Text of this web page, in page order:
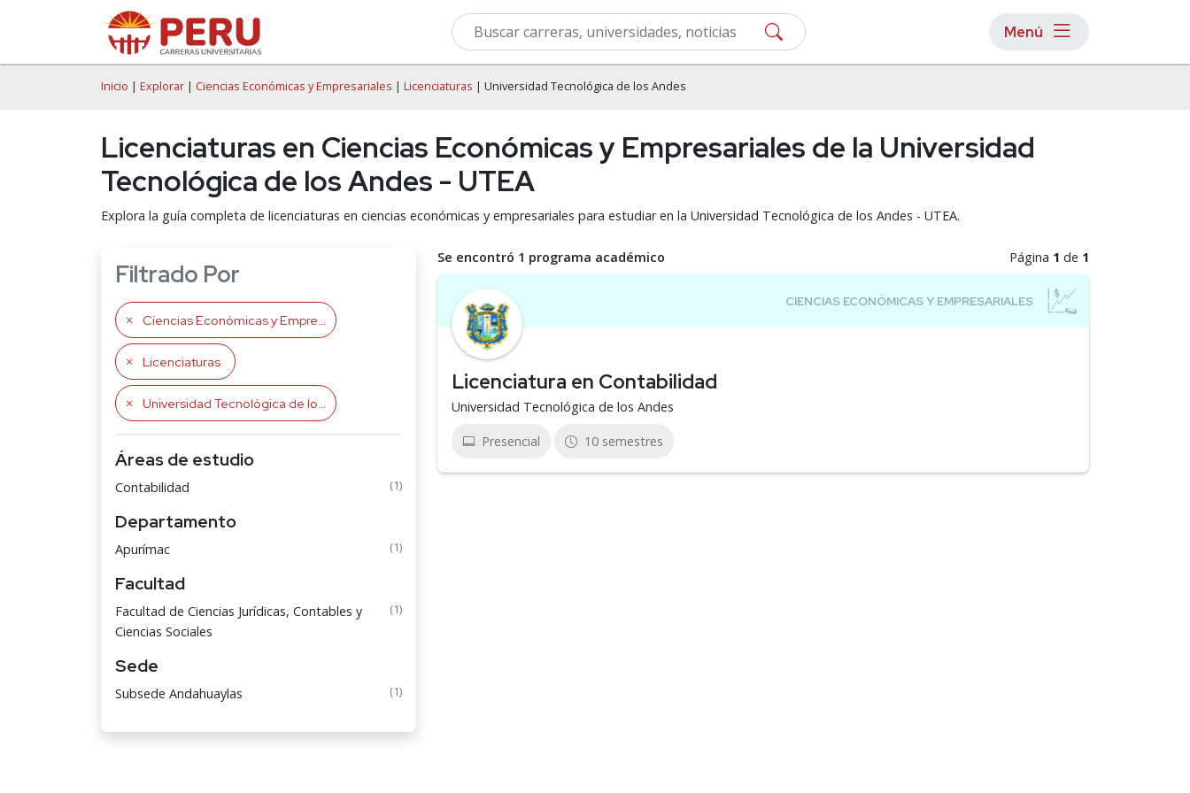
Menú
Inicio | Explorar | Ciencias Económicas y Empresariales | Licenciaturas | Universidad Tecnológica de los Andes
Licenciaturas en Ciencias Económicas y Empresariales de la Universidad
Tecnológica de los Andes - UTEA
Explora la guía completa de licenciaturas en ciencias económicas y empresariales para estudiar en la Universidad Tecnológica de los Andes - UTEA.
Filtrado Por
Ciencias Económicas y Empresariales
Licenciaturas
Universidad Tecnológica de los Andes
Áreas de estudio
Contabilidad (1)
Departamento
Apurímac (1)
Facultad
Facultad de Ciencias Jurídicas, Contables y
Ciencias Sociales
(1)
Sede
Subsede Andahuaylas (1)
Se encontró 1 programa académico Página 1 de 1
Licenciatura en Contabilidad
Universidad Tecnológica de los Andes
Presencial 10 semestres